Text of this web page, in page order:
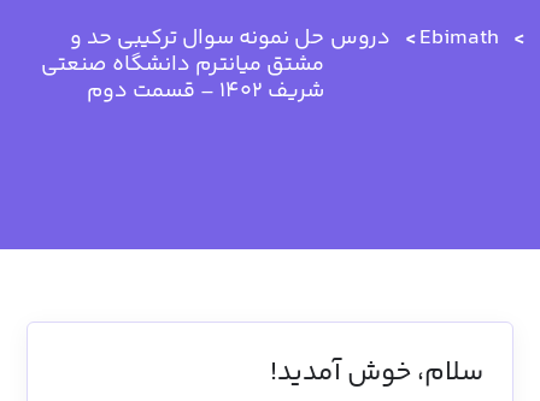
Ebimath دروس حل نمونه سوال ترکیبی حد و
مشتق میانترم دانشگاه صنعتی
شریف ۱۴۰۲ – قسمت دوم
سلام، خوش آمدید!